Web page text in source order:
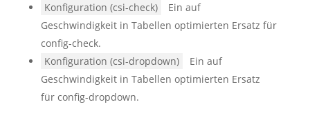
Konfiguration (csi-check)
Ein auf
Geschwindigkeit in Tabellen optimierten Ersatz für
config-check.
Konfiguration (csi-dropdown)
Ein auf
Geschwindigkeit in Tabellen optimierten Ersatz
für config-dropdown.